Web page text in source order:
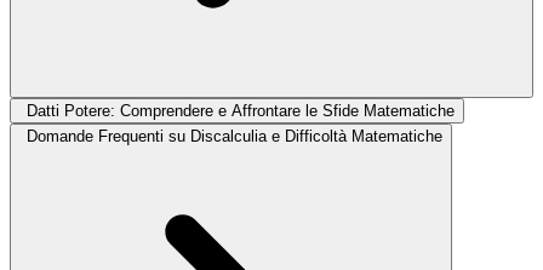
Datti Potere: Comprendere e Affrontare le Sfide Matematiche
Domande Frequenti su Discalculia e Difficoltà Matematiche